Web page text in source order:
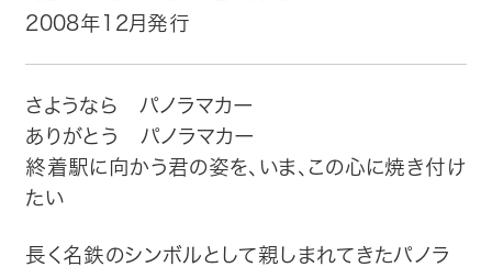
購入方法
お問い合わせ
2008年12月発行
さようなら パノラマカー
ありがとう パノラマカー
終着駅に向かう君の姿を、いま、この心に焼き付け
たい
長く名鉄のシンボルとして親しまれてきたパノラ